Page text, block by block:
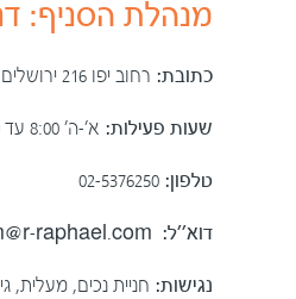
מנהלת הסניף:
כתובת: רחוב יפו 216 ירושלים
שעות פעילות: א׳-ה׳ 8:00 עד 20:00 ו׳ 8:00 עד 13:00
טלפון: 02-5376250
דוא׳׳ל: raphael.com
נגישות: חניית נכים, מעלית,